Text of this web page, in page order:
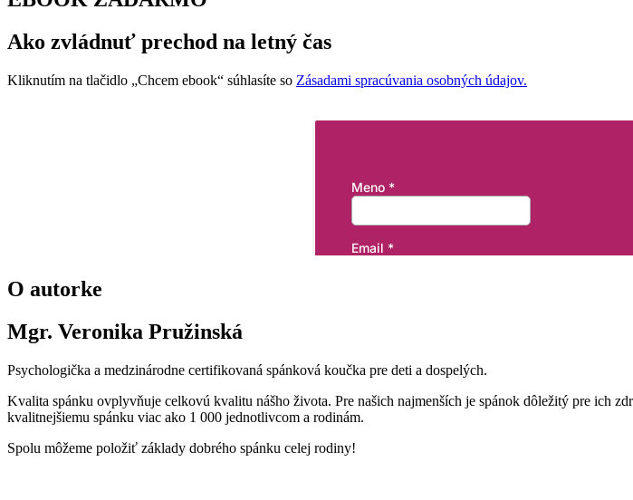
Ako zvládnuť prechod na letný čas
Kliknutím na tlačidlo „Chcem ebook“ súhlasíte so Zásadami spracúvania osobných údajov.
O autorke
Mgr. Veronika Pružinská
Psychologička a medzinárodne certifikovaná spánková koučka pre deti a dospelých.
Kvalita spánku ovplyvňuje celkovú kvalitu nášho života. Pre našich najmenších je spánok dôležitý pre ich
kvalitnejšiemu spánku viac ako 1 000 jednotlivcom a rodinám.
Spolu môžeme položiť základy dobrého spánku celej rodiny!